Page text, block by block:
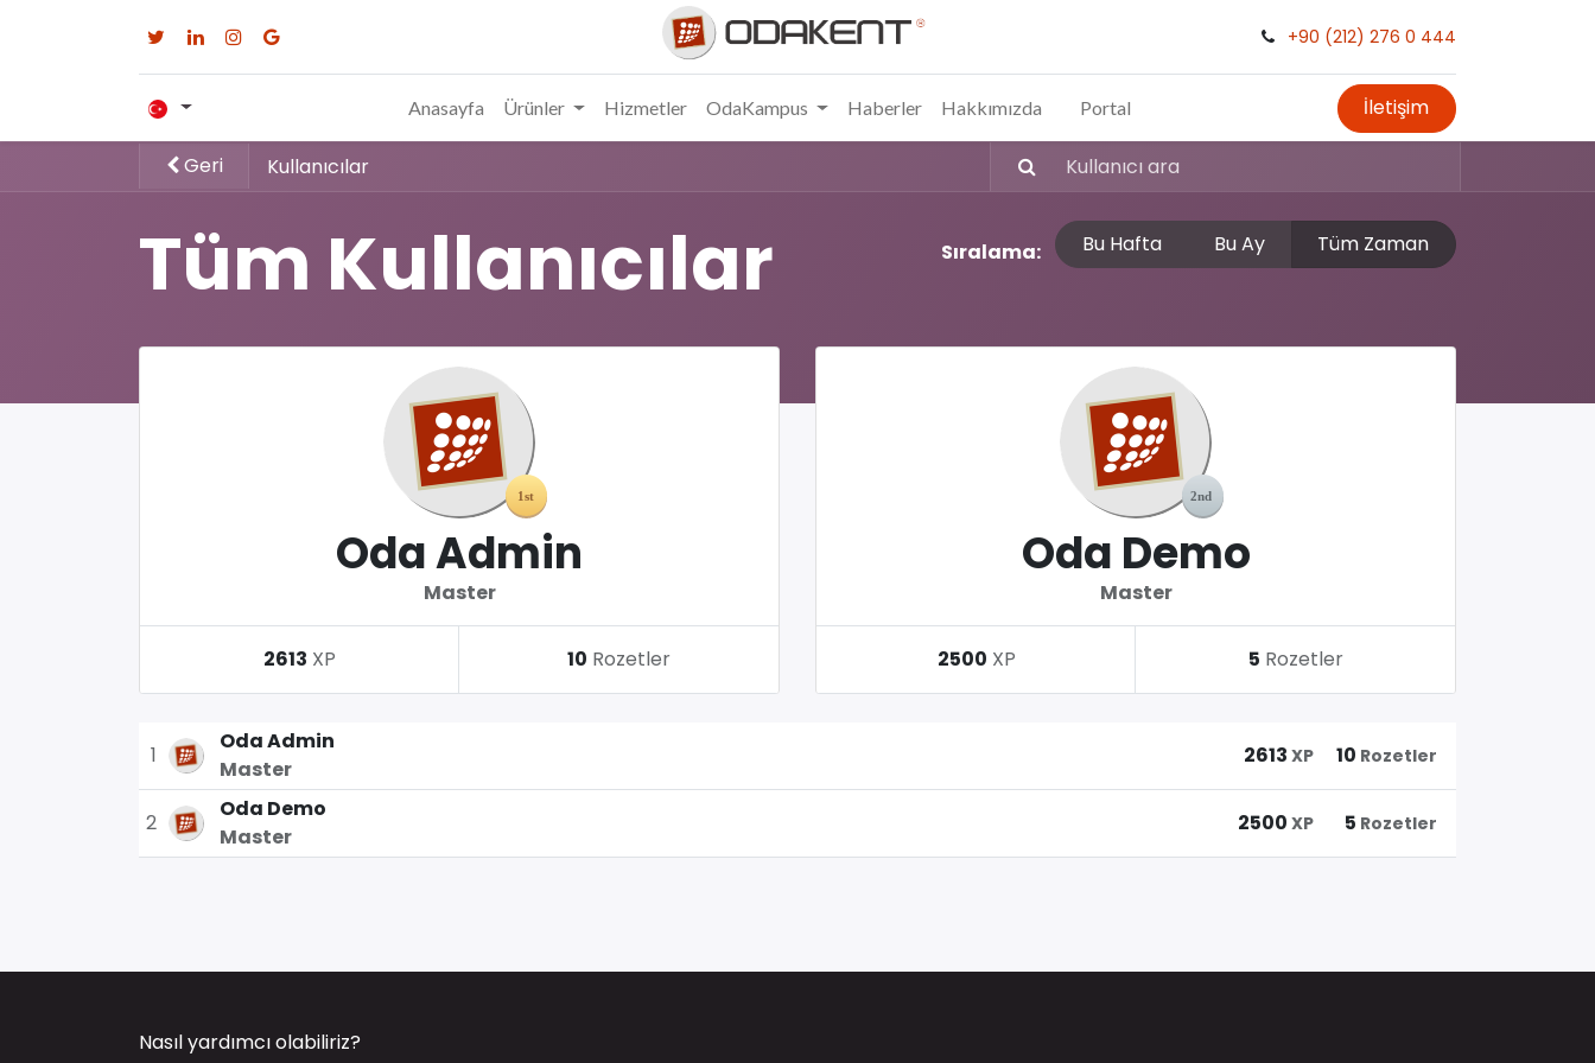
+90 (212) 276 0 444
Anasayfa Ürünler Hizmetler OdaKampus Haberler Hakkımızda Portal İletişim
Geri Kullanıcılar
Tüm Kullanıcılar Sıralama: Bu Hafta Bu Ay Tüm Zaman
Oda Admin
Master
2613 XP 10 Rozetler
Oda Demo
Master
2500 XP 5 Rozetler
1
Oda Admin
Master
2613 XP 10 Rozetler
2
Oda Demo
Master
2500 XP 5 Rozetler
Nasıl yardımcı olabiliriz?